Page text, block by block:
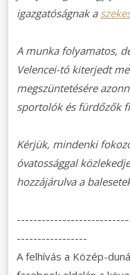
igazgatóságnak a
A munka folyamatos,
Velencei-tó kiterjedt
megszüntetésére
sportolók és fürdőzők
Kérjük, mindenki
óvatossággal
hozzájárulva a
-----------------
A felhívás a Közép-